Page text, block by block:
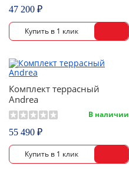
47 200 ₽
Комплект террасный
Andrea
В наличии
55 490 ₽